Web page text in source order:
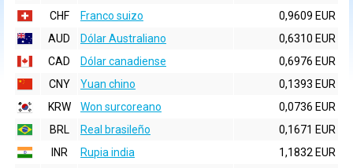
CHF
Franco suizo
0,9609 EUR
AUD
Dólar Australiano
0,6310 EUR
CAD
Dólar canadiense
0,6976 EUR
CNY
Yuan chino
0,1393 EUR
KRW
Won surcoreano
0,0736 EUR
BRL
Real brasileño
0,1671 EUR
INR
Rupia india
1,1832 EUR